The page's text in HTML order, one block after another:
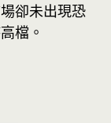
卻未出現恐
檔。